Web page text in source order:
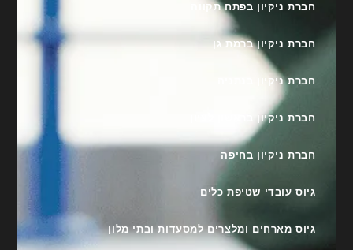
חברת ניקיון בפתח תקווה
חברת ניקיון ברמת גן
חברת ניקיון בנתניה
חברת ניקיון בראשון לציון
חברת ניקיון בחיפה
גיוס עובדי שטיפת כלים
גיוס מארחים ומלצרים למסעדות ובתי מלון